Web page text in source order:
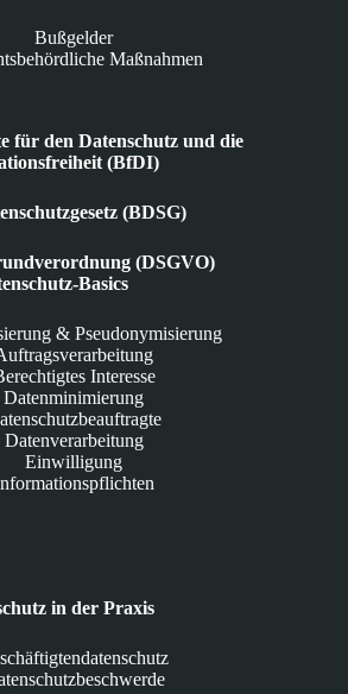
Bußgelder
Maßnahmen
für den Datenschutz und die
(BfDI)
(BDSG)
(DSGVO)
Basics
& Pseudonymisierung
Interesse
Datenminimierung
Datenverarbeitung
Einwilligung
in der Praxis